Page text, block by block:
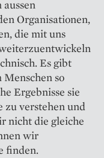
Organisationen,
die mit uns
Es gibt
so
Ergebnisse sie
zu verstehen und
nicht die gleiche
wir
finden.